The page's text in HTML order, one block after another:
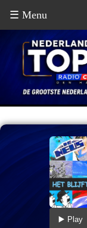
☰ Menu
▶️ Play